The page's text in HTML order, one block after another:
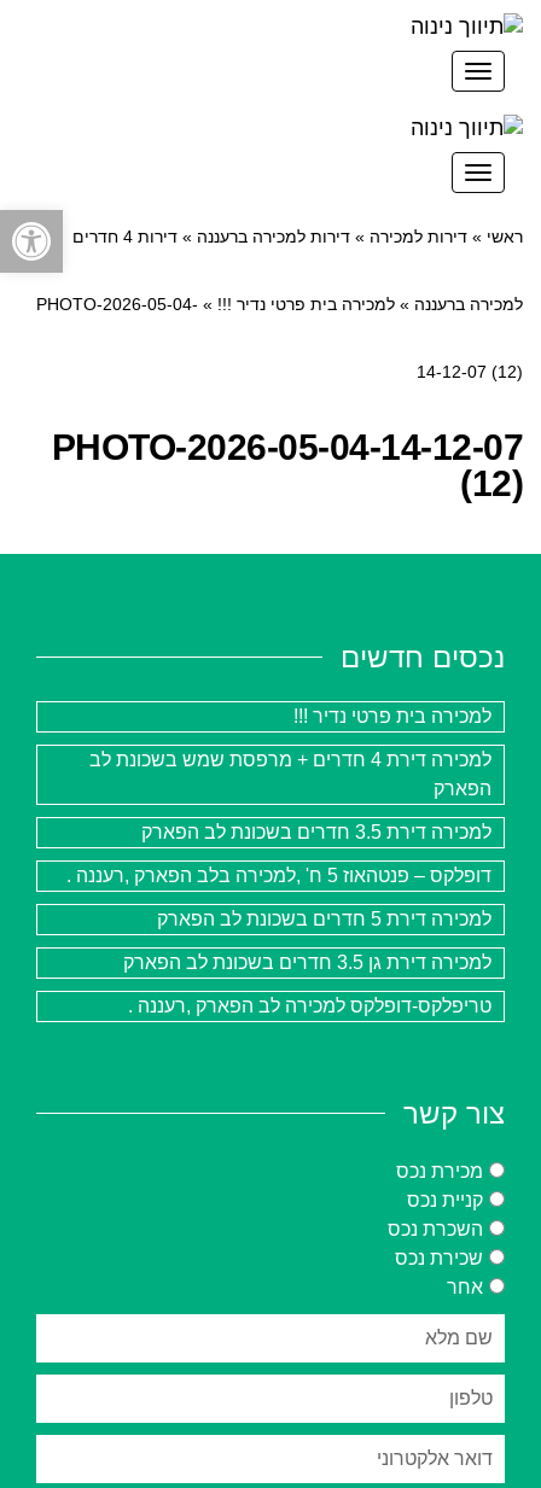
תפריט
תפריט
ראשי » דירות למכירה » דירות למכירה ברעננה » דירות 4 חדרים
למכירה ברעננה » למכירה בית פרטי נדיר !!! »
PHOTO-2026-05-04-
14-12-07 (12)
PHOTO-2026-05-04-14-12-07
(12)
נכסים חדשים
למכירה בית פרטי נדיר !!!
למכירה דירת 4 חדרים + מרפסת שמש בשכונת לב
הפארק
למכירה דירת 3.5 חדרים בשכונת לב הפארק
דופלקס – פנטהאוז 5 ח' ,למכירה בלב הפארק ,רעננה .
למכירה דירת 5 חדרים בשכונת לב הפארק
למכירה דירת גן 3.5 חדרים בשכונת לב הפארק
טריפלקס-דופלקס למכירה לב הפארק ,רעננה .
צור קשר
מכירת נכס
קניית נכס
השכרת נכס
שכירת נכס
אחר
פתח